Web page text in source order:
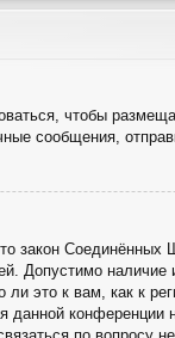
чтобы
сообщения,
закон Соединённых
Допустимо наличие
это к вам, как к
данной конференции